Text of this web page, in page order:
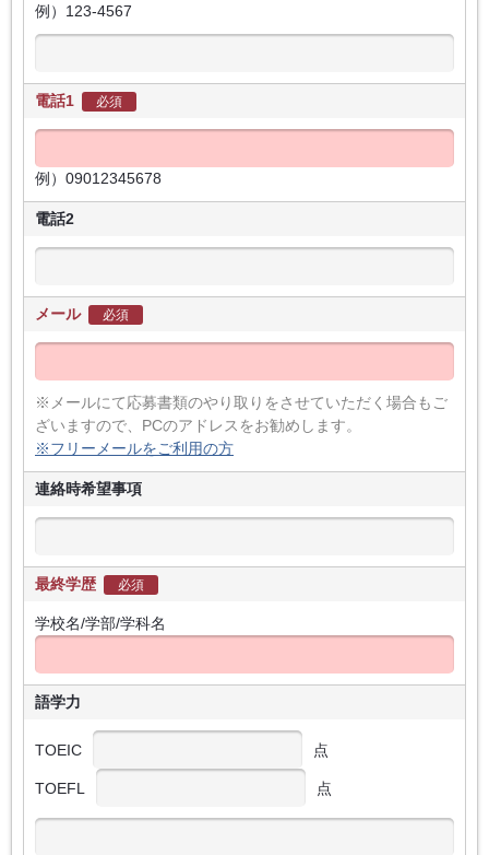
例）123-4567
電話1 必須
例）09012345678
電話2
メール 必須
※メールにて応募書類のやり取りをさせていただく場合もご
ざいますので、PCのアドレスをお勧めします。
※フリーメールをご利用の方
連絡時希望事項
最終学歴 必須
学校名/学部/学科名
語学力
TOEIC 点
TOEFL 点